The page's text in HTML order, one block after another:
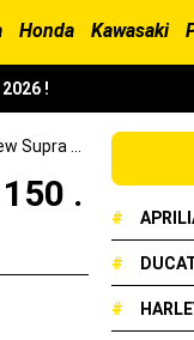
Honda Kawasaki
!
kok bisa ?
B Simanullang dari
Yamaha Cetak
mulai 21 jutaan !
.
#
#
#